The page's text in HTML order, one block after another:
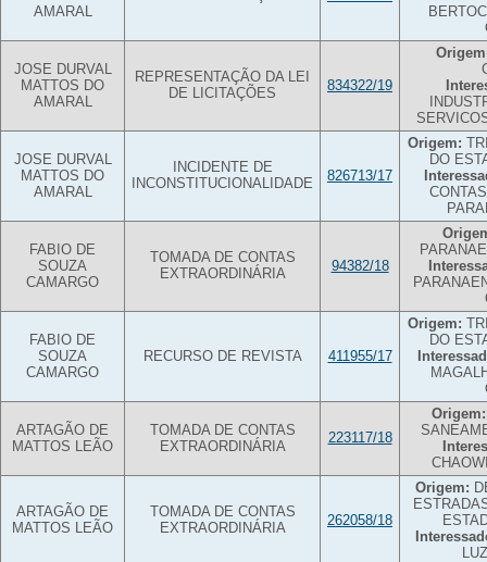
AMARAL
JOSE DURVAL
MATTOS DO
AMARAL
REPRESENTAÇÃO DA LEI
DE LICITAÇÕES
834322/19
JOSE DURVAL
MATTOS DO
AMARAL
INCIDENTE DE
INCONSTITUCIONALIDADE
826713/17
Origem:
DO
FABIO DE
SOUZA
CAMARGO
TOMADA DE CONTAS
EXTRAORDINÁRIA
94382/18
FABIO DE
SOUZA
CAMARGO
RECURSO DE REVISTA 411955/17
Origem:
DO
ARTAGÃO DE
MATTOS LEÃO
TOMADA DE CONTAS
EXTRAORDINÁRIA
223117/18
Origem:
ARTAGÃO DE
MATTOS LEÃO
TOMADA DE CONTAS
EXTRAORDINÁRIA
262058/18
Origem: